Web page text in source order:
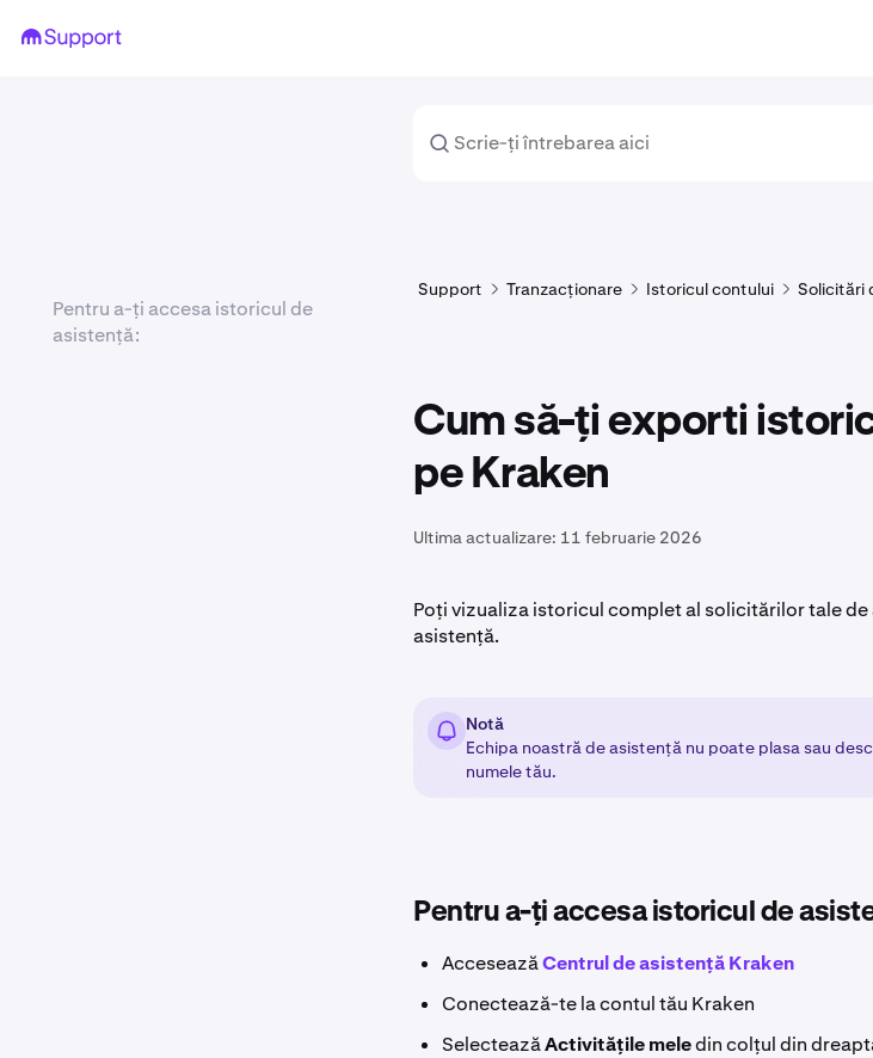
Support Tranzacționare Istoricul contului Solicitări
Cum să-ți exporti
pe Kraken
Ultima actualizare: 11 februarie 2026
Poți vizualiza istoricul complet al solicitărilor tale
asistență.
Notă
Echipa noastră de asistență nu poate plasa sau
numele tău.
Pentru a-ți accesa istoricul de
AcceseazăCentrul de asistență Kraken
Conectează-te la contul tău Kraken
SelecteazăActivitățile meledin colțul din
Pentru a-ți accesa istoricul de
asistență: